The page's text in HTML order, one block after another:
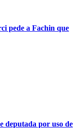
pede a Fachin que
deputada por uso de